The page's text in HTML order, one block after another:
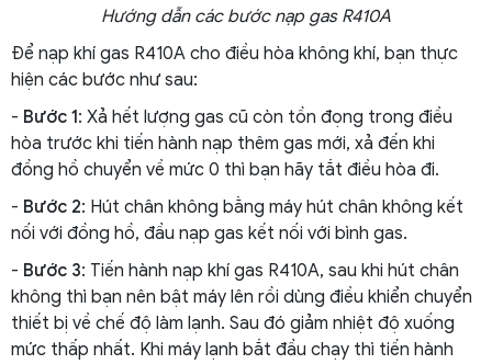
Hướng dẫn các bước nạp gas R410A
Để nạp khí gas R410A cho điều hòa không khí, bạn thực
hiện các bước như sau:
- Bước 1: Xả hết lượng gas cũ còn tồn đọng trong điều
hòa trước khi tiến hành nạp thêm gas mới, xả đến khi
đồng hồ chuyển về mức 0 thì bạn hãy tắt điều hòa đi.
- Bước 2: Hút chân không bằng máy hút chân không kết
nối với đồng hồ, đầu nạp gas kết nối với bình gas.
- Bước 3: Tiến hành nạp khí gas R410A, sau khi hút chân
không thì bạn nên bật máy lên rồi dùng điều khiển chuyển
thiết bị về chế độ làm lạnh. Sau đó giảm nhiệt độ xuống
mức thấp nhất. Khi máy lạnh bắt đầu chạy thì tiến hành